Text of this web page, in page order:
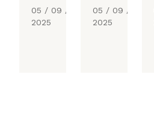
05 / 09 /
2025
05 / 09 /
2025